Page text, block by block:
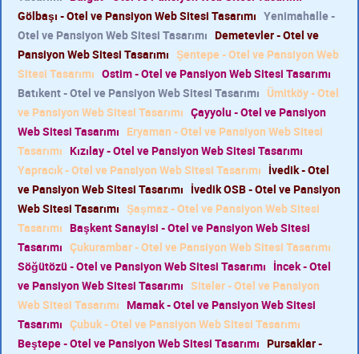
Gölbaşı - Otel ve Pansiyon Web Sitesi Tasarımı Yenimahalle -
Otel ve Pansiyon Web Sitesi Tasarımı Demetevler - Otel ve
Pansiyon Web Sitesi Tasarımı Şentepe - Otel ve Pansiyon Web
Sitesi Tasarımı Ostim - Otel ve Pansiyon Web Sitesi Tasarımı
Batıkent - Otel ve Pansiyon Web Sitesi Tasarımı Ümitköy - Otel
ve Pansiyon Web Sitesi Tasarımı Çayyolu - Otel ve Pansiyon
Web Sitesi Tasarımı Eryaman - Otel ve Pansiyon Web Sitesi
Tasarımı Kızılay - Otel ve Pansiyon Web Sitesi Tasarımı
Yapracık - Otel ve Pansiyon Web Sitesi Tasarımı İvedik - Otel
ve Pansiyon Web Sitesi Tasarımı İvedik OSB - Otel ve Pansiyon
Web Sitesi Tasarımı Şaşmaz - Otel ve Pansiyon Web Sitesi
Tasarımı Başkent Sanayisi - Otel ve Pansiyon Web Sitesi
Tasarımı Çukurambar - Otel ve Pansiyon Web Sitesi Tasarımı
Söğütözü - Otel ve Pansiyon Web Sitesi Tasarımı İncek - Otel
ve Pansiyon Web Sitesi Tasarımı Siteler - Otel ve Pansiyon
Web Sitesi Tasarımı Mamak - Otel ve Pansiyon Web Sitesi
Tasarımı Çubuk - Otel ve Pansiyon Web Sitesi Tasarımı
Beştepe - Otel ve Pansiyon Web Sitesi Tasarımı Pursaklar -